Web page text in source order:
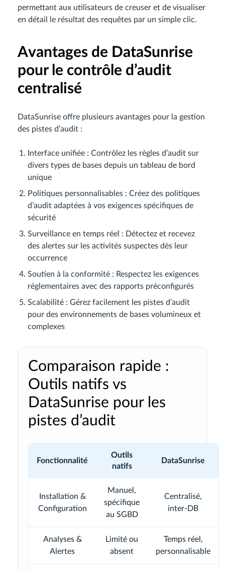
permettant aux utilisateurs de creuser et de visualiser
en détail le résultat des requêtes par un simple clic.
Avantages de DataSunrise
pour le contrôle d’audit
centralisé
DataSunrise offre plusieurs avantages pour la gestion
des pistes d’audit :
Interface unifiée : Contrôlez les règles d’audit sur
divers types de bases depuis un tableau de bord
unique
Politiques personnalisables : Créez des politiques
d’audit adaptées à vos exigences spécifiques de
sécurité
Surveillance en temps réel : Détectez et recevez
des alertes sur les activités suspectes dès leur
occurrence
Soutien à la conformité : Respectez les exigences
réglementaires avec des rapports préconfigurés
Scalabilité : Gérez facilement les pistes d’audit
pour des environnements de bases volumineux et
complexes
Comparaison rapide :
Outils natifs vs
DataSunrise pour les
pistes d’audit
Fonctionnalité
Outils
natifs
DataSunrise
Installation &
Configuration
Manuel,
spécifique
au SGBD
Centralisé,
inter-DB
Analyses &
Alertes
Limité ou
absent
Temps réel,
personnalisable